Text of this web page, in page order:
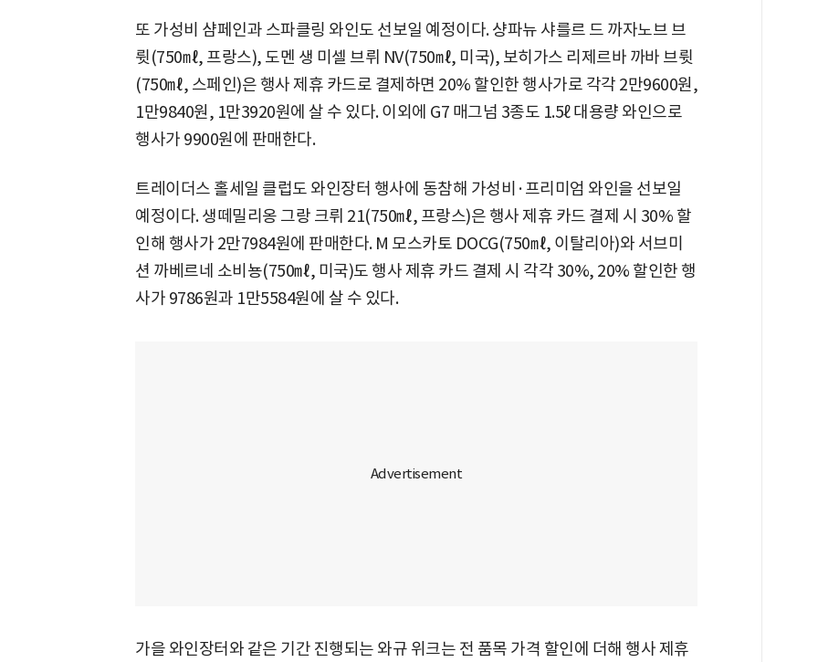
또 가성비 샴페인과 스파클링 와인도 선보일 예정이다. 샹파뉴 샤를르 드 까자노브 브
륏(750㎖, 프랑스), 도멘 생 미셀 브뤼 NV(750㎖, 미국), 보히가스 리제르바 까바 브륏
(750㎖, 스페인)은 행사 제휴 카드로 결제하면 20% 할인한 행사가로 각각 2만9600원,
1만9840원, 1만3920원에 살 수 있다. 이외에 G7 매그넘 3종도 1.5ℓ 대용량 와인으로
행사가 9900원에 판매한다.
트레이더스 홀세일 클럽도 와인장터 행사에 동참해 가성비·프리미엄 와인을 선보일
예정이다. 생떼밀리옹 그랑 크뤼 21(750㎖, 프랑스)은 행사 제휴 카드 결제 시 30% 할
인해 행사가 2만7984원에 판매한다. M 모스카토 DOCG(750㎖, 이탈리아)와 서브미
션 까베르네 소비뇽(750㎖, 미국)도 행사 제휴 카드 결제 시 각각 30%, 20% 할인한 행
사가 9786원과 1만5584원에 살 수 있다.
가을 와인장터와 같은 기간 진행되는 와규 위크는 전 품목 가격 할인에 더해 행사 제휴